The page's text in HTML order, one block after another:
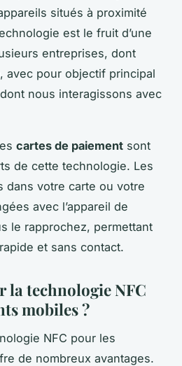
situés à proximité
est le fruit d’une
entreprises, dont
avec pour objectif principal
nous interagissons avec
cartes de paiement sont
de cette technologie. Les
dans votre carte ou votre
avec l’appareil de
le rapprochez, permettant
et sans contact.
technologie NFC
mobiles ?
NFC pour les
de nombreux avantages.